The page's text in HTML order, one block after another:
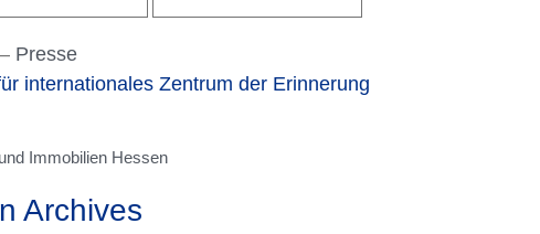
Presse
internationales Zentrum der Erinnerung
Immobilien Hessen
Archives